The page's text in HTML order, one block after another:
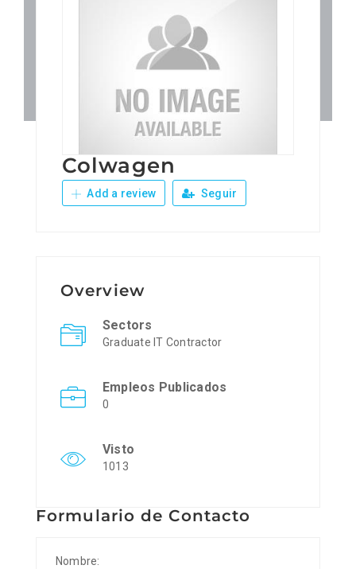
Junta Local Desarrollo
Adiestramientos
Colwagen
Add a review Seguir
Overview
Sectors
Graduate IT Contractor
Empleos Publicados
0
Visto
1013
Formulario de Contacto
Nombre: